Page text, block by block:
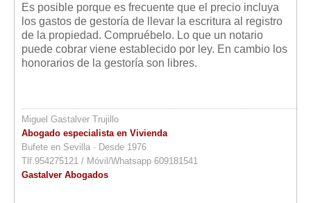
Es posible porque es frecuente que el precio incluya
los gastos de gestoría de llevar la escritura al registro
de la propiedad. Compruébelo. Lo que un notario
puede cobrar viene establecido por ley. En cambio los
honorarios de la gestoría son libres.
Miguel Gastalver Trujillo
Abogado especialista en Vivienda
Bufete en Sevilla · Desde 1976
Tlf.954275121 / Móvil/Whatsapp 609181541
Gastalver Abogados